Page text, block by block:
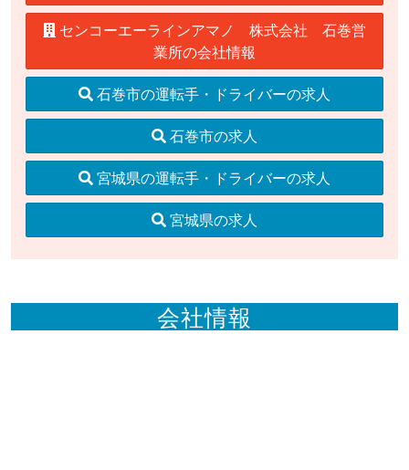
センコーエーラインアマノ 株式会社 石巻営
業所の会社情報
石巻市の運転手・ドライバーの求人
石巻市の求人
宮城県の運転手・ドライバーの求人
宮城県の求人
会社情報